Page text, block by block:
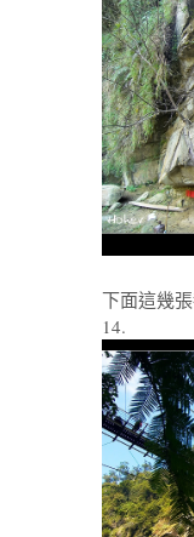
下面這幾
14.